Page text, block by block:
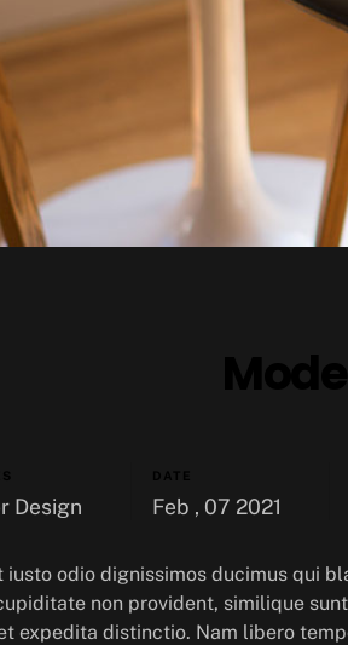
Design Feb , 07 2021
iusto odio dignissimos ducimus qui
non provident, similique
expedita distinctio. Nam libero